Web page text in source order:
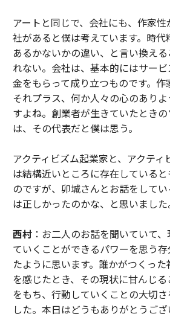
アートと同じで、会社にも、作家
社があると僕は考えています。時
あるかないかの違い、と言い換え
れない。会社は、基本的にはサー
金をもらって成り立つものです。作
それプラス、何か人々の心のあり
すよね。創業者が生きていたとき
は、その代表だと僕は思う。
アクティビズム起業家と、アクティ
は結構近いところに存在している
のですが、卯城さんとお話をして
は正しかったのかな、と思いました
西村：お二人のお話を聞いていて
ていくことができるパワーを思う
たように思います。誰かがつくっ
を感じたとき、その現状に甘んじ
をもち、行動していくことの大切
した。本日はどうもありがとうござ